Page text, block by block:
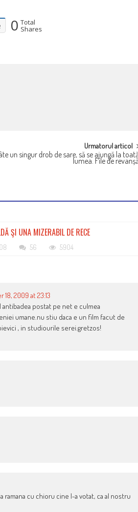
0 Total
Shares
Urmatorul articol
un singur drob de sare, să se ajungă la
lumea. File de
ŞI UNA MIZERABIL DE RECE
56 5904
18, 2009 at 23:13
postat pe net e culmea
umane.nu stiu daca e un film facut de
, in studiourile serei.gretzos!
ramana cu chioru cine l-a votat, ca al nostru